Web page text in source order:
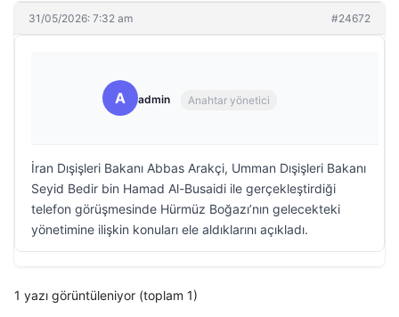
31/05/2026: 7:32 am #24672
A admin Anahtar yönetici
İran Dışişleri Bakanı Abbas Arakçi, Umman Dışişleri Bakanı
Seyid Bedir bin Hamad Al-Busaidi ile gerçekleştirdiği
telefon görüşmesinde Hürmüz Boğazı’nın gelecekteki
yönetimine ilişkin konuları ele aldıklarını açıkladı.
1 yazı görüntüleniyor (toplam 1)